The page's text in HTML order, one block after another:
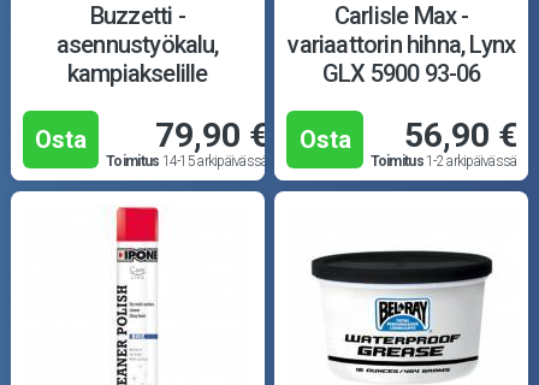
Buzzetti -
asennustyökalu,
kampiakselille
Osta 79,90 €
Toimitus 14-15 arkipäivässä
Carlisle Max -
variaattorin hihna, Lynx
GLX 5900 93-06
Osta 56,90 €
Toimitus1-2 arkipäivässä